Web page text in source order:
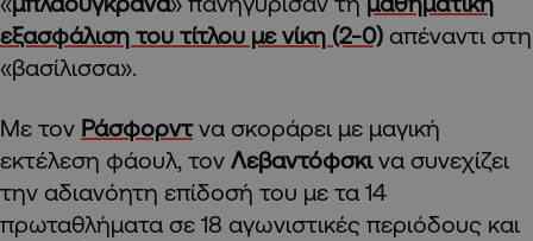
εξασφάλιση του τίτλου με νίκη (2-0) απέναντι στη
«βασίλισσα».
Με τον Ράσφορντνα σκοράρει με μαγική
εκτέλεση φάουλ, τον Λεβαντόφσκινα συνεχίζει
την αδιανόητη επίδοσή του με τα 14
πρωταθλήματα σε 18 αγωνιστικές περιόδους και